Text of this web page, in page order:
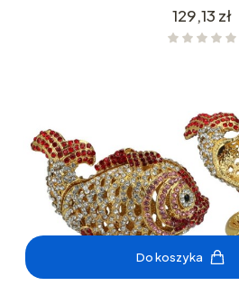
Cena
129,13 zł
Do koszyka